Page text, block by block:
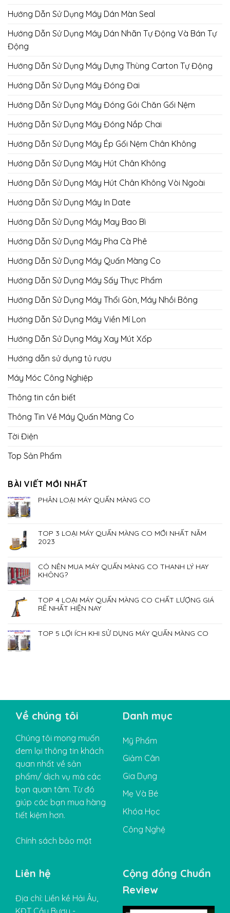
Hướng Dẫn Sử Dụng Máy Dán Màn Seal
Hướng Dẫn Sử Dụng Máy Dán Nhãn Tự Động Và Bán Tự
Động
Hướng Dẫn Sử Dụng Máy Dựng Thùng Carton Tự Động
Hướng Dẫn Sử Dụng Máy Đóng Đai
Hướng Dẫn Sử Dụng Máy Đóng Gói Chăn Gối Nệm
Hướng Dẫn Sử Dụng Máy Đóng Nắp Chai
Hướng Dẫn Sử Dụng Máy Ép Gối Nệm Chân Không
Hướng Dẫn Sử Dụng Máy Hút Chân Không
Hướng Dẫn Sử Dụng Máy Hút Chân Không Vòi Ngoài
Hướng Dẫn Sử Dụng Máy In Date
Hướng Dẫn Sử Dụng Máy May Bao Bì
Hướng Dẫn Sử Dụng Máy Pha Cà Phê
Hướng Dẫn Sử Dụng Máy Quấn Màng Co
Hướng Dẫn Sử Dụng Máy Sấy Thực Phẩm
Hướng Dẫn Sử Dụng Máy Thổi Gòn, Máy Nhồi Bông
Hướng Dẫn Sử Dụng Máy Viền Mí Lon
Hướng Dẫn Sử Dụng Máy Xay Mút Xốp
Hướng dẫn sử dụng tủ rượu
Máy Móc Công Nghiệp
Thông tin cần biết
Thông Tin Về Máy Quấn Màng Co
Tời Điện
Top Sản Phẩm
BÀI VIẾT MỚI NHẤT
PHÂN LOẠI MÁY QUẤN MÀNG CO
TOP 3 LOẠI MÁY QUẤN MÀNG CO MỚI NHẤT NĂM
2023
CÓ NÊN MUA MÁY QUẤN MÀNG CO THANH LÝ HAY
KHÔNG?
TOP 4 LOẠI MÁY QUẤN MÀNG CO CHẤT LƯỢNG GIÁ
RẺ NHẤT HIỆN NAY
TOP 5 LỢI ÍCH KHI SỬ DỤNG MÁY QUẤN MÀNG CO
Về chúng tôi
Chúng tôi mong muốn
đem lại thông tin khách
quan nhất về sản
phẩm/ dịch vụ mà các
bạn quan tâm. Từ đó
giúp các bạn mua hàng
tiết kiệm hơn.
Chính sách bảo mật
Danh mục
Mỹ Phẩm
Giảm Cân
Gia Dụng
Mẹ Và Bé
Khóa Học
Công Nghệ
Liên hệ
Địa chỉ: Liền kề Hải Âu,
KĐT Cầu Bươu -
Cộng đồng Chuẩn
Review